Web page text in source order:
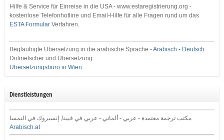
Hilfe & Service für Einreise in die USA - www.estaregistrierung.org -
kostenlose Telefonhotline und Email-Hilfe für alle Fragen rund um das
ESTA FormularVerfahren.
Beglaubigte Übersetzung in die arabische Sprache -Arabisch - Deutsch
Dolmetscher und Übersetzung.
Übersetzungsbüro in Wien.
Dienstleistungen
مكتب ترجمة معتمدة - عربي - ألماني - عربي في فيينا, إنسبروك في النمسا
Arabisch.at